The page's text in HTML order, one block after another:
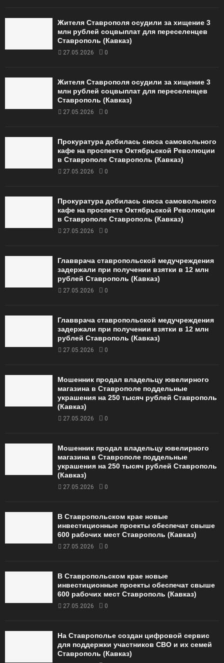
Жителя Ставрополя осудили за хищение 3
млн рублей соцвыплат для переселенцев
Ставрополь (Кавказ)
27.05.2026 0
Жителя Ставрополя осудили за хищение 3
млн рублей соцвыплат для переселенцев
Ставрополь (Кавказ)
27.05.2026 0
Прокуратура добилась сноса самовольного
кафе на проспекте Октябрьской Революции
в Ставрополе Ставрополь (Кавказ)
27.05.2026 0
Прокуратура добилась сноса самовольного
кафе на проспекте Октябрьской Революции
в Ставрополе Ставрополь (Кавказ)
27.05.2026 0
Главврача ставропольской медучреждения
задержали при получении взятки в 12 млн
рублей Ставрополь (Кавказ)
27.05.2026 0
Главврача ставропольской медучреждения
задержали при получении взятки в 12 млн
рублей Ставрополь (Кавказ)
27.05.2026 0
Мошенник продал владельцу ювелирного
магазина в Ставрополе поддельные
украшения на 250 тысяч рублей Ставрополь
(Кавказ)
27.05.2026 0
Мошенник продал владельцу ювелирного
магазина в Ставрополе поддельные
украшения на 250 тысяч рублей Ставрополь
(Кавказ)
27.05.2026 0
В Ставропольском крае новые
инвестиционные проекты обеспечат свыше
600 рабочих мест Ставрополь (Кавказ)
27.05.2026 0
В Ставропольском крае новые
инвестиционные проекты обеспечат свыше
600 рабочих мест Ставрополь (Кавказ)
27.05.2026 0
На Ставрополье создан цифровой сервис
для поддержки участников СВО и их семей
Ставрополь (Кавказ)